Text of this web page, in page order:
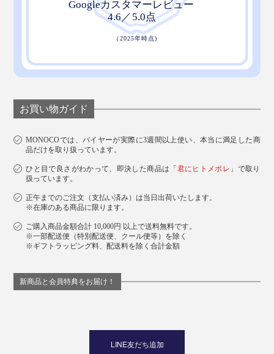
レイ棚の一角に置いても◎。何もない棚って、ディスプ
レイするのが難しいけれど、『KaKuKo』があれば空間
天板に石や植物を飾り、引き出しの中には園芸道具をし
ジになりますよ。
お買い物ガイド
MONOCOでは、バイヤーが実際に3週間以上使い、本当に満足した商
品だけを取り扱っています。
ひと目で良さがわかって、即決した商品は「 君にヒトメボレ 」で取り
扱っています。
正午までのご注文（支払い済み）は当日出荷いたします。
※在庫のある商品に限ります。
ご購入商品金額合計 10,000円 以上で送料無料です。
※一部配送便（特別配送便、クール便等）を除く
※ギフトラッピング料、配送料を除く合計金額
新商品と会員特典をお届け！
LINE友だち追加